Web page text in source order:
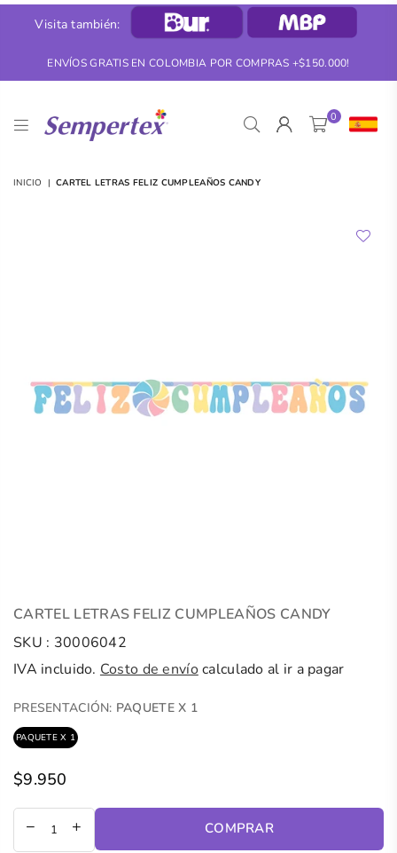
Visita también:
ENVÍOS GRATIS EN COLOMBIA POR COMPRAS +$150.000!
SEMPERTEX
0
INICIO | CARTEL LETRAS FELIZ CUMPLEAÑOS CANDY
CARTEL LETRAS FELIZ CUMPLEAÑOS CANDY
SKU : 30006042
IVA incluido. Costo de envíocalculado al ir a pagar
PRESENTACIÓN: PAQUETE X 1
PAQUETE X 1
Precio
regular
$9.950
COMPRAR